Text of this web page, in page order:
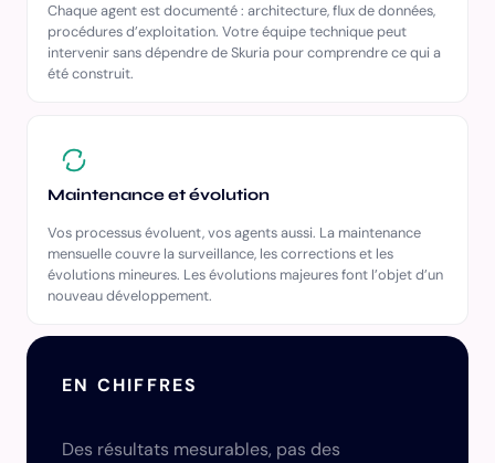
Chaque agent est documenté : architecture, flux de données,
procédures d’exploitation. Votre équipe technique peut
intervenir sans dépendre de Skuria pour comprendre ce qui a
été construit.
Maintenance et évolution
Vos processus évoluent, vos agents aussi. La maintenance
mensuelle couvre la surveillance, les corrections et les
évolutions mineures. Les évolutions majeures font l’objet d’un
nouveau développement.
EN CHIFFRES
Des résultats mesurables, pas des